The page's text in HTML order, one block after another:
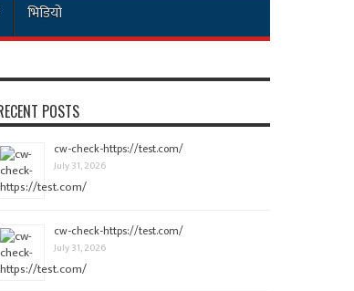
भिडियो
POSTS
cw-check-https://test.com/
July 31, 2026
cw-check-https://test.com/
July 31, 2026